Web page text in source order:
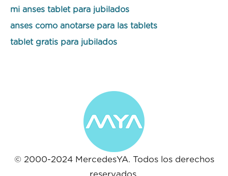
mi anses tablet para jubilados
anses como anotarse para las tablets
tablet gratis para jubilados
© 2000-2024 MercedesYA. Todos los derechos
reservados.